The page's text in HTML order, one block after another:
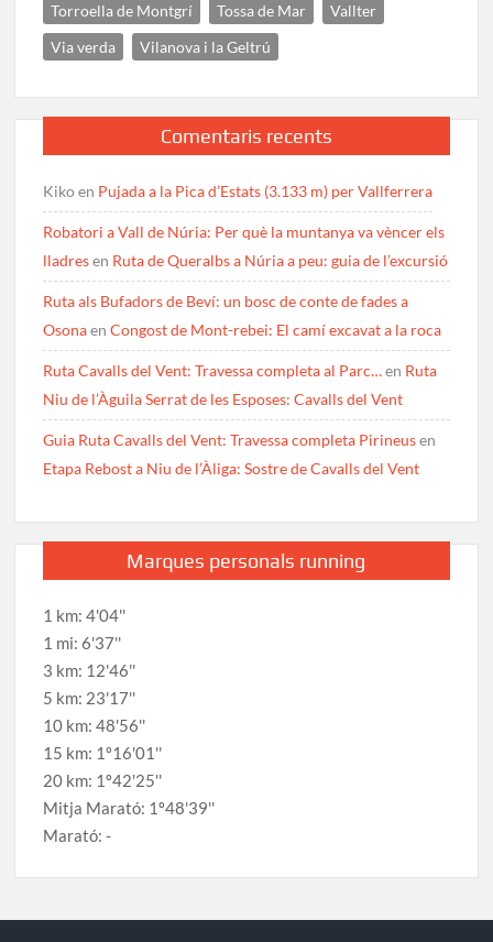
Torroella de Montgrí
Tossa de Mar
Vallter
Via verda
Vilanova i la Geltrú
Comentaris recents
Kikoen Pujada a la Pica d’Estats (3.133 m) per Vallferrera
Robatori a Vall de Núria: Per què la muntanya va vèncer els
lladresen Ruta de Queralbs a Núria a peu: guia de l’excursió
Ruta als Bufadors de Beví: un bosc de conte de fades a
OsonaenCongost de Mont-rebei: El camí excavat a la roca
Ruta Cavalls del Vent: Travessa completa al Parc…en Ruta
Niu de l’Àguila Serrat de les Esposes: Cavalls del Vent
Guia Ruta Cavalls del Vent: Travessa completa Pirineusen
Etapa Rebost a Niu de l’Àliga: Sostre de Cavalls del Vent
Marques personals running
1 km: 4'04''
1 mi: 6'37''
3 km: 12'46''
5 km: 23'17''
10 km: 48'56''
15 km: 1º16'01''
20 km: 1º42'25''
Mitja Marató: 1º48'39''
Marató: -